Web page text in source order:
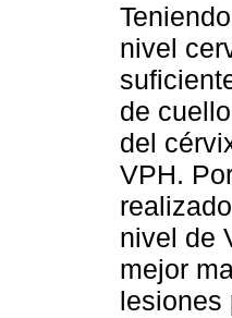
nivel
de
del
VPH.
nivel de
mejor
lesiones